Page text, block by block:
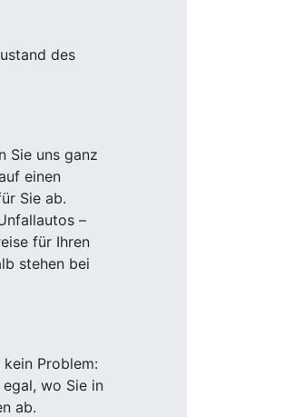
des
Sie uns ganz
einen
Sie ab.
–
für Ihren
stehen bei
Problem:
wo Sie in
ab.